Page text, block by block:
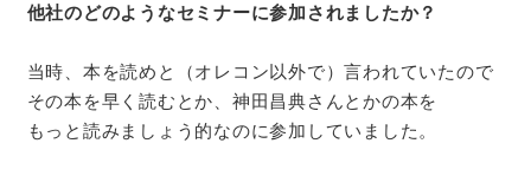
他社のどのようなセミナーに参加されましたか？
当時、本を読めと（オレコン以外で）言われていたので
その本を早く読むとか、神田昌典さんとかの本を
もっと読みましょう的なのに参加していました。